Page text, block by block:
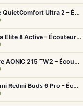
Bose QuietComfort Ultra 2 – Écouteurs ANC intra-auriculaires avec son immersif
Jabra Elite 8 Active – Écouteurs sport IP68 ultra-robustes et ANC
Shure AONIC 215 TW2 – Écouteurs True Wireless à isolation sonore premium
Xiaomi Redmi Buds 6 Pro – Écouteurs ANC confortables au rapport qualité-prix solide